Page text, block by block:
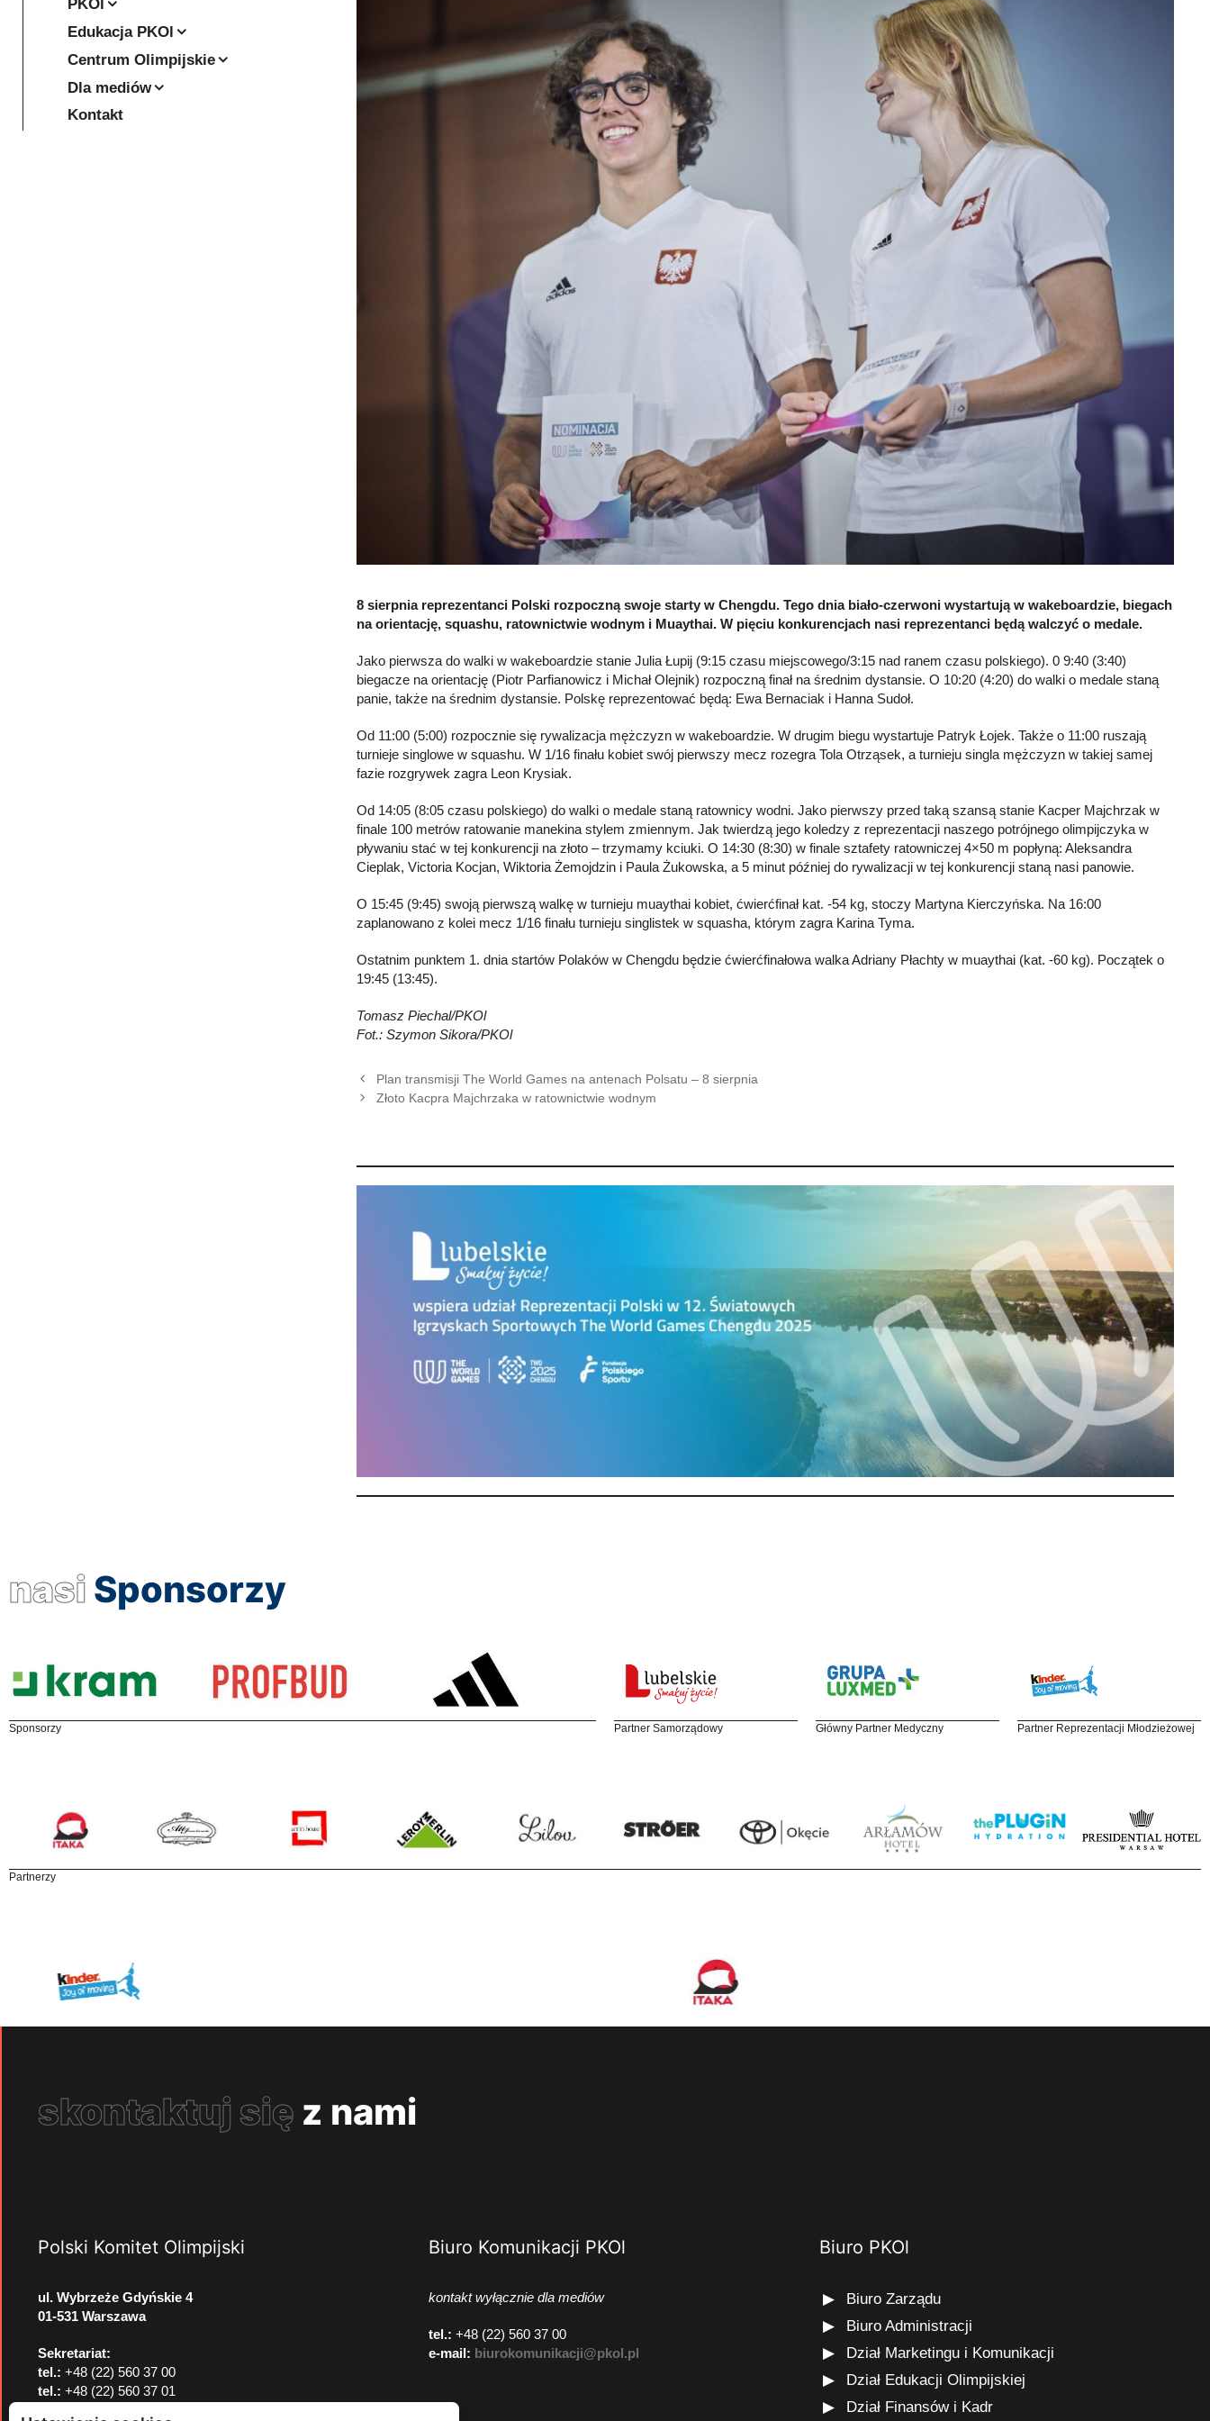
8 sierpnia reprezentanci Polski rozpoczną swoje starty w Chengdu. Tego dnia biało-czerwoni wystartują w wakeboardzie, biegach
na orientację, squashu, ratownictwie wodnym i Muaythai. W pięciu konkurencjach nasi reprezentanci będą walczyć o medale.
Jako pierwsza do walki w wakeboardzie stanie Julia Łupij (9:15 czasu miejscowego/3:15 nad ranem czasu polskiego). 0 9:40 (3:40)
biegacze na orientację (Piotr Parfianowicz i Michał Olejnik) rozpoczną finał na średnim dystansie. O 10:20 (4:20) do walki o medale staną
panie, także na średnim dystansie. Polskę reprezentować będą: Ewa Bernaciak i Hanna Sudoł.
Od 11:00 (5:00) rozpocznie się rywalizacja mężczyzn w wakeboardzie. W drugim biegu wystartuje Patryk Łojek. Także o 11:00 ruszają
turnieje singlowe w squashu. W 1/16 finału kobiet swój pierwszy mecz rozegra Tola Otrząsek, a turnieju singla mężczyzn w takiej samej
fazie rozgrywek zagra Leon Krysiak.
Od 14:05 (8:05 czasu polskiego) do walki o medale staną ratownicy wodni. Jako pierwszy przed taką szansą stanie Kacper Majchrzak w
finale 100 metrów ratowanie manekina stylem zmiennym. Jak twierdzą jego koledzy z reprezentacji naszego potrójnego olimpijczyka w
pływaniu stać w tej konkurencji na złoto – trzymamy kciuki. O 14:30 (8:30) w finale sztafety ratowniczej 4×50 m popłyną: Aleksandra
Cieplak, Victoria Kocjan, Wiktoria Żemojdzin i Paula Żukowska, a 5 minut później do rywalizacji w tej konkurencji staną nasi panowie.
O 15:45 (9:45) swoją pierwszą walkę w turnieju muaythai kobiet, ćwierćfinał kat. -54 kg, stoczy Martyna Kierczyńska. Na 16:00
zaplanowano z kolei mecz 1/16 finału turnieju singlistek w squasha, którym zagra Karina Tyma.
Ostatnim punktem 1. dnia startów Polaków w Chengdu będzie ćwierćfinałowa walka Adriany Płachty w muaythai (kat. -60 kg). Początek o
19:45 (13:45).
Tomasz Piechal/PKOl
Fot.: Szymon Sikora/PKOl
Plan transmisji The World Games na antenach Polsatu – 8 sierpnia
Złoto Kacpra Majchrzaka w ratownictwie wodnym
PKOl
Edukacja PKOl
Centrum Olimpijskie
Dla mediów
Kontakt
nasi Sponsorzy
Sponsorzy Partner Samorządowy Główny Partner Medyczny Partner Reprezentacji Młodzieżowej
Partnerzy
skontaktuj się z nami
Polski Komitet Olimpijski
ul. Wybrzeże Gdyńskie 4
01-531 Warszawa
Sekretariat:
tel.: +48 (22) 560 37 00
tel.: +48 (22) 560 37 01
Biuro Komunikacji PKOl
kontakt wyłącznie dla mediów
tel.: +48 (22) 560 37 00
e-mail: biurokomunikacji@pkol.pl
Biuro PKOl
Biuro Zarządu
Biuro Administracji
Dział Marketingu i Komunikacji
Dział Edukacji Olimpijskiej
Dział Finansów i Kadr